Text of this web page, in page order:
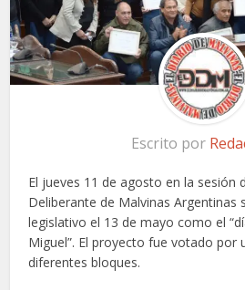
Escrito por
El jueves 11 de agosto en la sesión
Deliberante de Malvinas Argentinas
legislativo el 13 de mayo como el
Miguel”. El proyecto fue votado por
diferentes bloques.